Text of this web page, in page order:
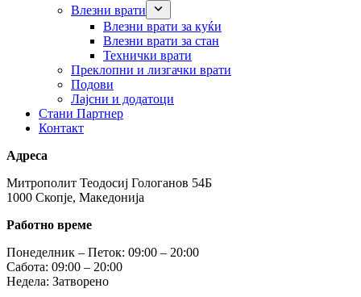
Влезни врати
Влезни врати за куќи
Влезни врати за стан
Технички врати
Преклопни и лизгачки врати
Подови
Лајсни и додатоци
Стани Партнер
Контакт
Адреса
Митрополит Теодосиј Гологанов 54Б
1000 Скопје, Македонија
Работно време
Понеделник – Петок: 09:00 – 20:00
Сабота: 09:00 – 20:00
Недела: Затворено